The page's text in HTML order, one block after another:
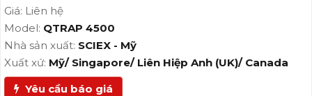
Giá: Liên hệ
Model: QTRAP 4500
Nhà sản xuất: SCIEX - Mỹ
Xuất xứ: Mỹ/ Singapore/ Liên Hiệp Anh (UK)/ Canada
Yêu cầu báo giá